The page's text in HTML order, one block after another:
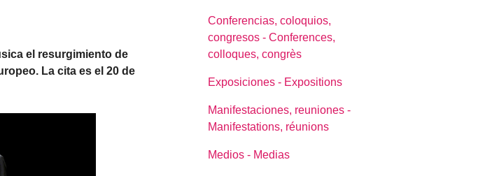
el resurgimiento de
La cita es el 20 de
Conferencias, coloquios,
congresos - Conferences,
colloques, congrès
Exposiciones - Expositions
Manifestaciones, reuniones -
Manifestations, réunions
Medios - Medias